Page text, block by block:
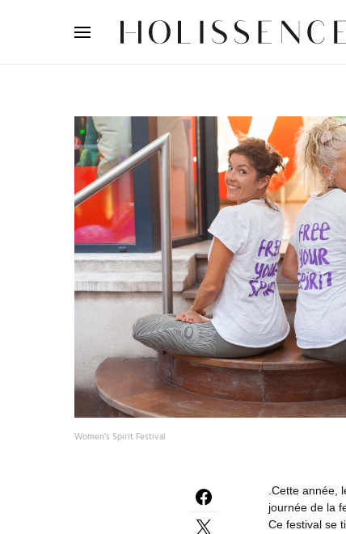
Women’s Spirit Festival
.Cette année,
journée de la
Ce festival se